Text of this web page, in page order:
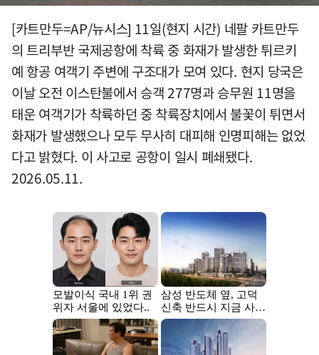
[카트만두=AP/뉴시스] 11일(현지 시간) 네팔 카트만두
의 트리부반 국제공항에 착륙 중 화재가 발생한 튀르키
예 항공 여객기 주변에 구조대가 모여 있다. 현지 당국은
이날 오전 이스탄불에서 승객 277명과 승무원 11명을
태운 여객기가 착륙하던 중 착륙장치에서 불꽃이 튀면서
화재가 발생했으나 모두 무사히 대피해 인명피해는 없었
다고 밝혔다. 이 사고로 공항이 일시 폐쇄됐다.
2026.05.11.